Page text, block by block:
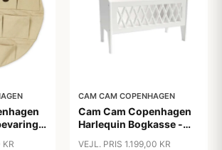
-
CAM CAM COPENHAGEN
Cam Cam Copenhagen
Harlequin Bogkasse -
VEJL. PRIS 1.199,00 KR